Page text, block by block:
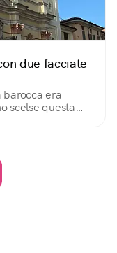
due facciate
barocca era
scelse questa